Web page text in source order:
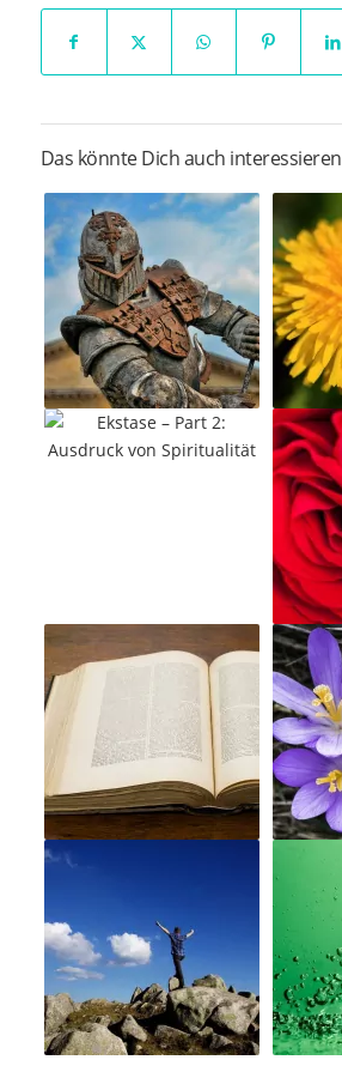
Das könnte Dich auch interessieren